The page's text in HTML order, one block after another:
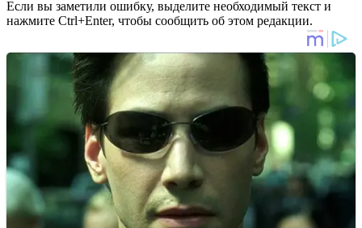
Если вы заметили ошибку, выделите необходимый текст и
нажмите Ctrl+Enter, чтобы сообщить об этом редакции.